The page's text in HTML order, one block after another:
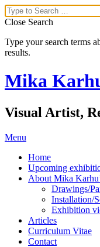
Close Search
Type your search terms
results.
Mika
Visual Artist,
Menu
Home
Upcoming
About Mika
Drawings/
Installation/
Exhibition
Articles
Curriculum Vitae
Contact